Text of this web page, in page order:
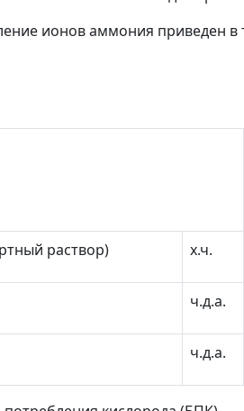
ионов аммония приведен в
раствор) х.ч.
ч.д.а.
ч.д.а.